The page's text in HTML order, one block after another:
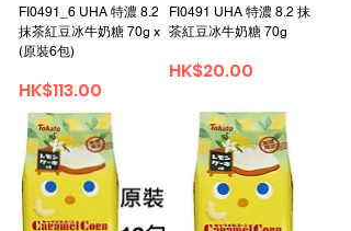
FI0491_6 UHA 特濃 8.2
抹茶紅豆冰牛奶糖 70g x
(原裝6包)
Price
HK$113.00
FI0491 UHA 特濃 8.2 抹
茶紅豆冰牛奶糖 70g
Price
HK$20.00